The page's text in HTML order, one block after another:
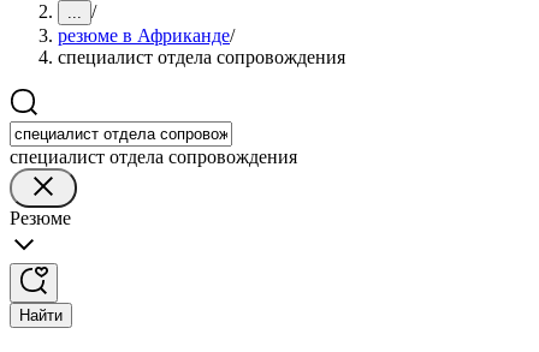
... /
резюме в Африканде/
специалист отдела сопровождения
специалист отдела сопровождения
Резюме
Найти